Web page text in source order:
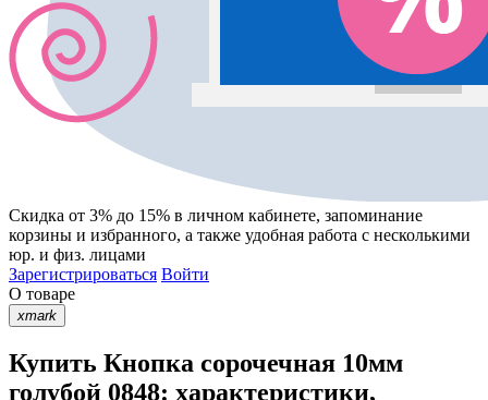
Скидка от 3% до 15% в личном кабинете, запоминание
корзины и избранного, а также удобная работа с несколькими
юр. и физ. лицами
Зарегистрироваться Войти
О товаре
xmark
Купить Кнопка сорочечная 10мм
голубой 0848: характеристики,